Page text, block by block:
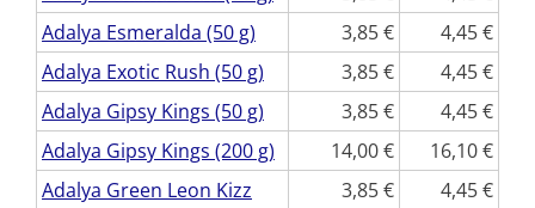
Adalya Esmeralda (50 g)
3,85
4,45
Adalya Exotic Rush (50 g)
3,85
4,45
Adalya Gipsy Kings (50 g)
3,85
4,45
Adalya Gipsy Kings (200 g)
14,00
16,10
Adalya Green Leon Kizz
3,85 4,45